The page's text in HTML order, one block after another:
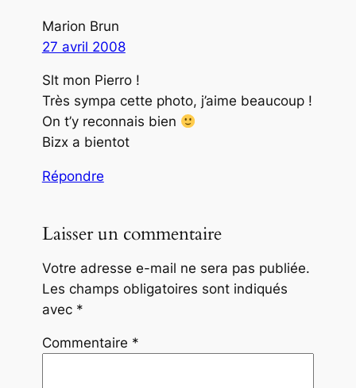
Marion Brun
27 avril 2008
Slt mon Pierro !
Très sympa cette photo, j’aime beaucoup !
On t’y reconnais bien
Bizx a bientot
Répondre
Laisser un commentaire
Votre adresse e-mail ne sera pas publiée.
Les champs obligatoires sont indiqués
avec *
Commentaire *